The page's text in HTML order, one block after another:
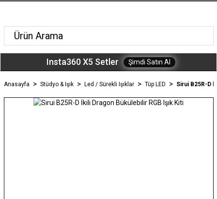
Insta360 X5 Setler Şimdi Satın Al
Anasayfa Stüdyo & Işık Led / Sürekli Işıklar Tüp LED Sirui B25R-D